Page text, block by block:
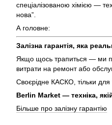
спеціалізованою хімією —
нова”.
А головне:
Залізна гарантія, яка
Якщо щось трапиться — ми
витрати на ремонт або
Своєрідне КАСКО, тільки для
Berlin Market — техніка,
Більше про залізну гарантію